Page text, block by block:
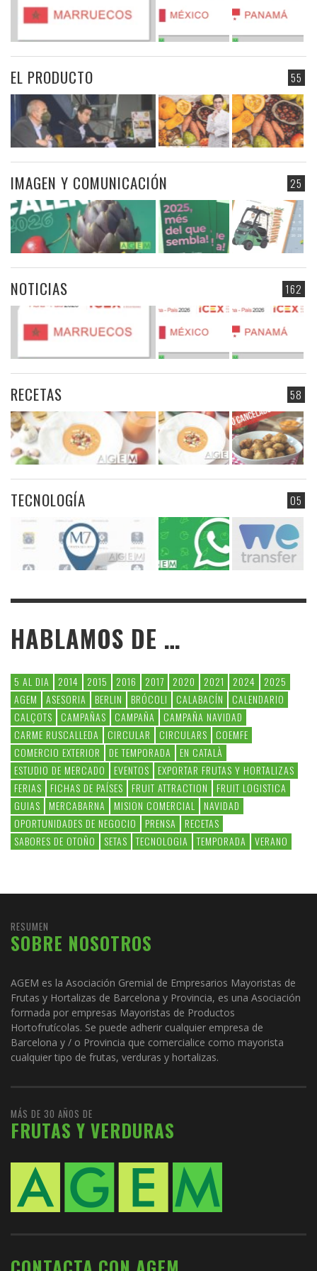
55
EL PRODUCTO
25
IMAGEN Y COMUNICACIÓN
162
NOTICIAS
58
RECETAS
05
TECNOLOGÍA
HABLAMOS DE …
5 AL DIA 2014 2015 2016 2017 2020 2021 2024
2025
AGEM
ASESORIA BERLIN BRÓCOLI CALABACÍN
CALENDARIO
CALÇOTS
CAMPAÑAS CAMPAÑA
CAMPAÑA NAVIDAD
CARME RUSCALLEDA
CIRCULAR CIRCULARS
COEMFE
COMERCIO EXTERIOR
DE TEMPORADA
EN CATALÀ
ESTUDIO DE MERCADO
EVENTOS
EXPORTAR FRUTAS Y HORTALIZAS
FERIAS
FICHAS DE PAÍSES FRUIT ATTRACTION
FRUIT LOGISTICA
GUIAS
MERCABARNA MISION COMERCIAL
NAVIDAD
OPORTUNIDADES DE NEGOCIO
PRENSA
RECETAS
SABORES DE OTOÑO
SETAS TECNOLOGIA TEMPORADA VERANO
RESUMEN
SOBRE NOSOTROS
AGEM es la Asociación Gremial de Empresarios Mayoristas de
Frutas y Hortalizas de Barcelona y Provincia, es una Asociación
formada por empresas Mayoristas de Productos
Hortofrutícolas. Se puede adherir cualquier empresa de
Barcelona y / o Provincia que comercialice como mayorista
cualquier tipo de frutas, verduras y hortalizas.
MÁS DE 30 AÑOS DE
FRUTAS Y VERDURAS